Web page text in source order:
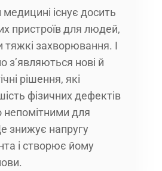
існує досить
пристроїв для людей,
тяжкі захворювання. І
з’являються нові й
рішення, які
фізичних дефектів
для
знижує напругу
і створює йому